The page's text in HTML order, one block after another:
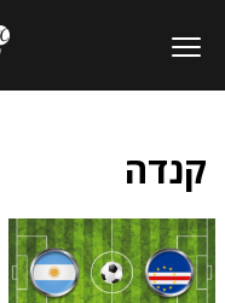
קנדה